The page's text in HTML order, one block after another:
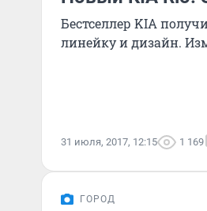
Бестселлер KIA
линейку и дизайн.
31 июля, 2017, 12:15 1 169
ГОРОД